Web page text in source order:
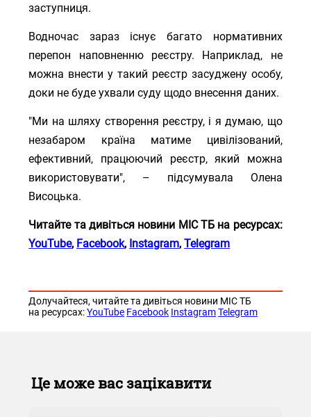
заступниця.
Водночас зараз існує багато нормативних
перепон наповненню реєстру. Наприклад, не
можна внести у такий реєстр засуджену особу,
доки не буде ухвали суду щодо внесення даних.
"Ми на шляху створення реєстру, і я думаю, що
незабаром країна матиме цивілізований,
ефективний, працюючий реєстр, який можна
використовувати", – підсумувала Олена
Висоцька.
Читайте та дивіться новини МІС ТБ на ресурсах:
YouTube, Facebook, Instagram, Telegram
Долучайтеся, читайте та дивіться новини МІС ТБ
на ресурсах:YouTube Facebook Instagram Telegram
Це може вас зацікавити